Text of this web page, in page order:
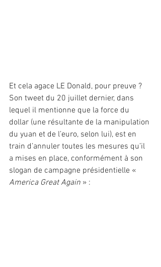
Et cela agace LE Donald, pour preuve ?
Son tweet du 20 juillet dernier, dans
lequel il mentionne que la force du
dollar (une résultante de la manipulation
du yuan et de l’euro, selon lui), est en
train d’annuler toutes les mesures qu’il
a mises en place, conformément à son
slogan de campagne présidentielle «
America Great Again » :